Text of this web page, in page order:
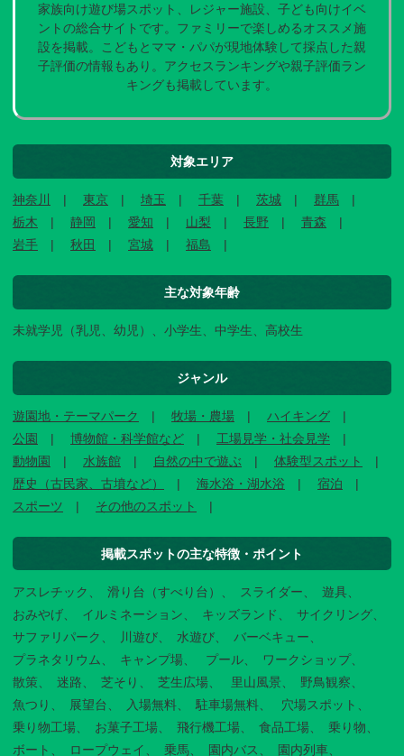
家族向け遊び場スポット、レジャー施設、子ども向けイベ
ントの総合サイトです。ファミリーで楽しめるオススメ施
設を掲載。こどもとママ・パパが現地体験して採点した親
子評価の情報もあり。アクセスランキングや親子評価ラン
キングも掲載しています。
対象エリア
神奈川 東京 埼玉 千葉 茨城
群馬
栃木
静岡 愛知 山梨 長野
青森
岩手
秋田 宮城 福島
主な対象年齢
未就学児（乳児、幼児）、小学生、中学生、高校生
ジャンル
遊園地・テーマパーク 牧場・農場
ハイキング
公園
博物館・科学館など
工場見学・社会見学
動物園
水族館 自然の中で遊ぶ
体験型スポット
歴史（古民家、古墳など）
海水浴・湖水浴
宿泊
スポーツ
その他のスポット
掲載スポットの主な特徴・ポイント
アスレチック 滑り台（すべり台） スライダー
遊具
おみやげ
イルミネーション キッズランド
サイクリング
サファリパーク
川遊び 水遊び
バーベキュー
プラネタリウム
キャンプ場 プール
ワークショップ
散策
迷路 芝そり 芝生広場 里山風景
野鳥観察
魚つり
展望台 入場無料 駐車場無料
穴場スポット
乗り物工場
お菓子工場 飛行機工場 食品工場
乗り物
ボート
ロープウェイ 乗馬 園内バス 園内列車